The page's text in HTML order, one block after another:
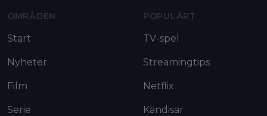
OMRÅDEN
Start
Nyheter
Film
Serie
POPULÄRT
TV-spel
Streamingtips
Netflix
Kändisar